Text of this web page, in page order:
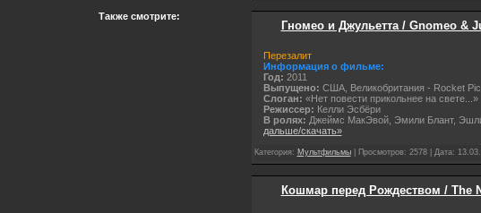
Также смотрите:
Гномео и Джульетта / Gnomeo &
Перезалит
Информация о фильме:
Год: 2011
Выпущено: США, Великобритания - Rocket
Слоган: «Нет повести прикольнее на свете...»
Режиссер: Келли Эсбёри
В ролях: Джеймс МакЭвой, Эмили Блант,
дальше/скачать»
Категория: Мультфильмы| Просмотров: 2578 | Дата:
Кошмар перед Рождеством / The